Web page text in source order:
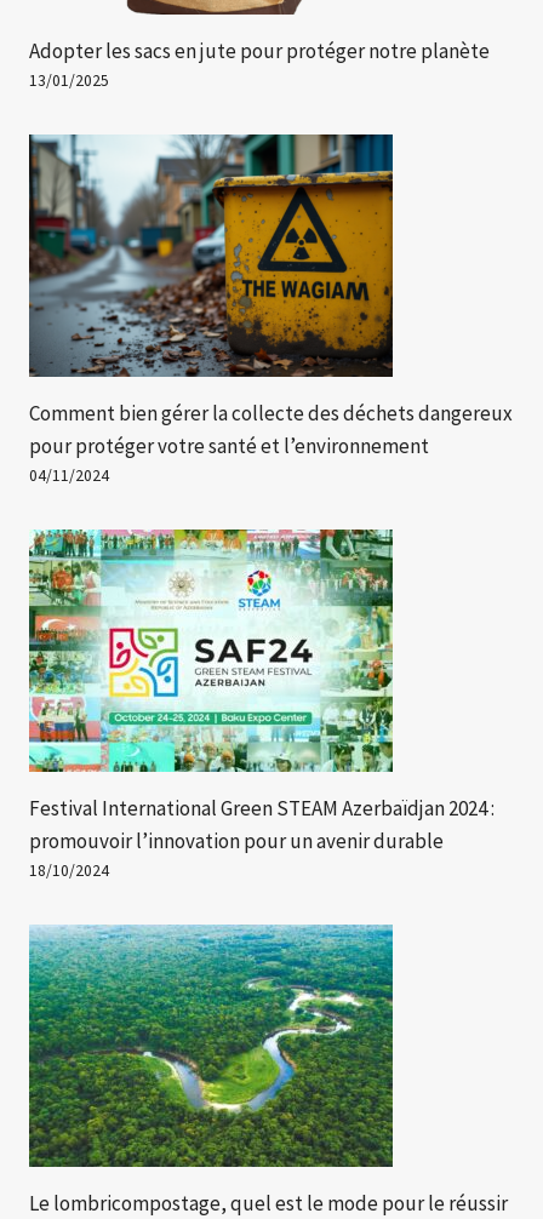
Adopter les sacs en jute pour protéger notre planète
13/01/2025
Comment bien gérer la collecte des déchets dangereux
pour protéger votre santé et l’environnement
04/11/2024
Festival International Green STEAM Azerbaïdjan 2024 :
promouvoir l’innovation pour un avenir durable
18/10/2024
Le lombricompostage, quel est le mode pour le réussir